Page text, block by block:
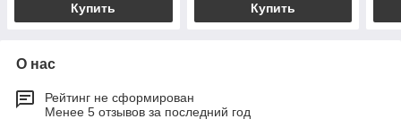
Купить Купить
О нас
Рейтинг не сформирован
Менее 5 отзывов за последний год